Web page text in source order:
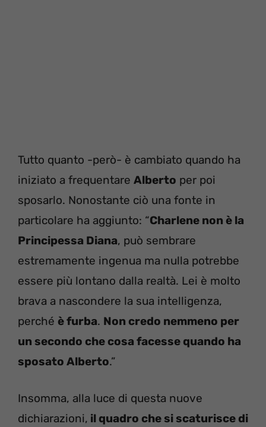
Tutto quanto -però- è cambiato quando ha
iniziato a frequentare Alberto per poi
sposarlo. Nonostante ciò una fonte in
particolare ha aggiunto: “Charlene non è la
Principessa Diana, può sembrare
estremamente ingenua ma nulla potrebbe
essere più lontano dalla realtà. Lei è molto
brava a nascondere la sua intelligenza,
perché è furba. Non credo nemmeno per
un secondo che cosa facesse quando ha
sposato Alberto.”
Insomma, alla luce di questa nuove
dichiarazioni, il quadro che si scaturisce di